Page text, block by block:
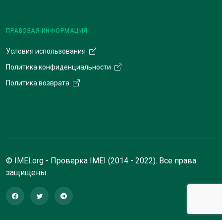
ПРАВОВАЯ ИНФОРМАЦИЯ
Условия использования
Политика конфиденциальности
Политика возврата
© IMEI.org - Проверка IMEI (2014 - 2022). Все права
защищены